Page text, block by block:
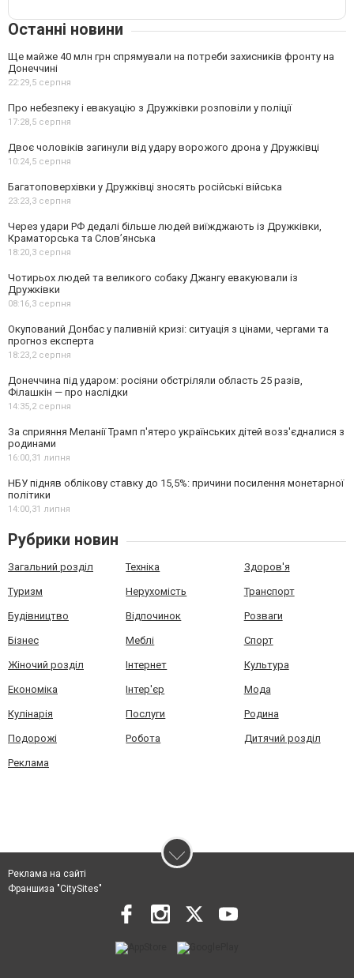
Останні новини
Ще майже 40 млн грн спрямували на потреби захисників фронту на
Донеччині
22:29,5 серпня
Про небезпеку і евакуацію з Дружківки розповіли у поліції
17:28,5 серпня
Двоє чоловіків загинули від удару ворожого дрона у Дружківці
10:24,5 серпня
Багатоповерхівки у Дружківці зносять російські війська
23:23,3 серпня
Через удари РФ дедалі більше людей виїжджають із Дружківки,
Краматорська та Слов’янська
18:20,3 серпня
Чотирьох людей та великого собаку Джангу евакуювали із
Дружківки
08:16,3 серпня
Окупований Донбас у паливній кризі: ситуація з цінами, чергами та
прогноз експерта
18:23,2 серпня
Донеччина під ударом: росіяни обстріляли область 25 разів,
Філашкін — про наслідки
14:35,2 серпня
За сприяння Меланії Трамп п'ятеро українських дітей возз'єдналися з
родинами
16:00,31 липня
НБУ підняв облікову ставку до 15,5%: причини посилення монетарної
політики
14:00,31 липня
Рубрики новин
Загальний розділ Техніка Здоров'я
Туризм Нерухомість Транспорт
Будівництво Відпочинок Розваги
Бізнес Меблі Спорт
Жіночий розділ Інтернет Культура
Економіка Інтер'єр Мода
Кулінарія Послуги Родина
Подорожі Робота Дитячий розділ
Реклама
Реклама на сайті
Франшиза "CitySites"